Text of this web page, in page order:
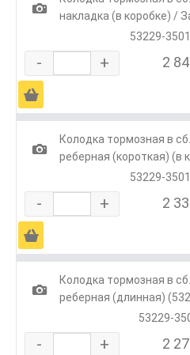
1
накладка (в коробке) /
53229-
- + 2
Ä
1
Колодка тормозная в
реберная (короткая) (в
53229-
- + 2
Ä
1
Колодка тормозная в
реберная (длинная)
53229-
- + 2